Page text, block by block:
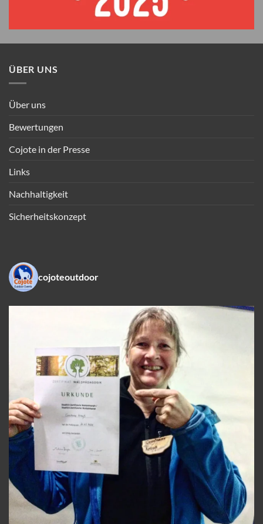
ÜBER UNS
Über uns
Bewertungen
Cojote in der Presse
Links
Nachhaltigkeit
Sicherheitskonzept
cojoteoutdoor